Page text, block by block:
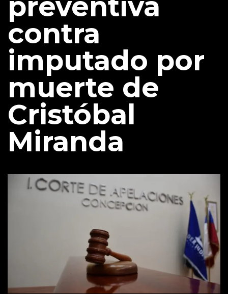
contra
imputado por
muerte de
Cristóbal
Miranda